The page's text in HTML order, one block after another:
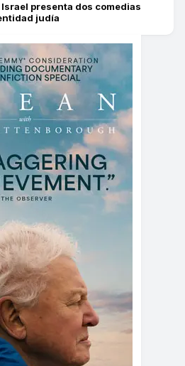
presenta dos comedias
judía